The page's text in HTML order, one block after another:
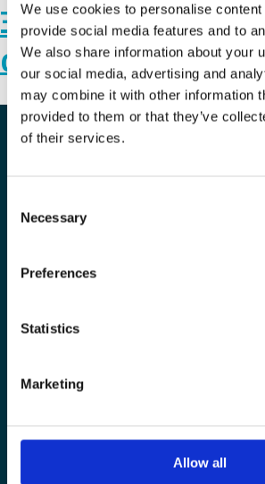
We use cookies to personalise
provide social media features and to
We also share information about your
our social media, advertising and
may combine it with other information
provided to them or that they’ve
of their services.
Selection
Necessary
Preferences
Statistics
Marketing
Allow all
Ξένοι, αλλά
αλλαγή
0154 Oslo
post@wergelandcentre.org
Resources